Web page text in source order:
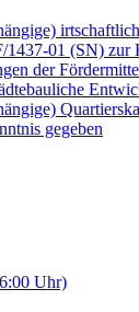
01 (SN) zur
der
gegeben
Uhr)